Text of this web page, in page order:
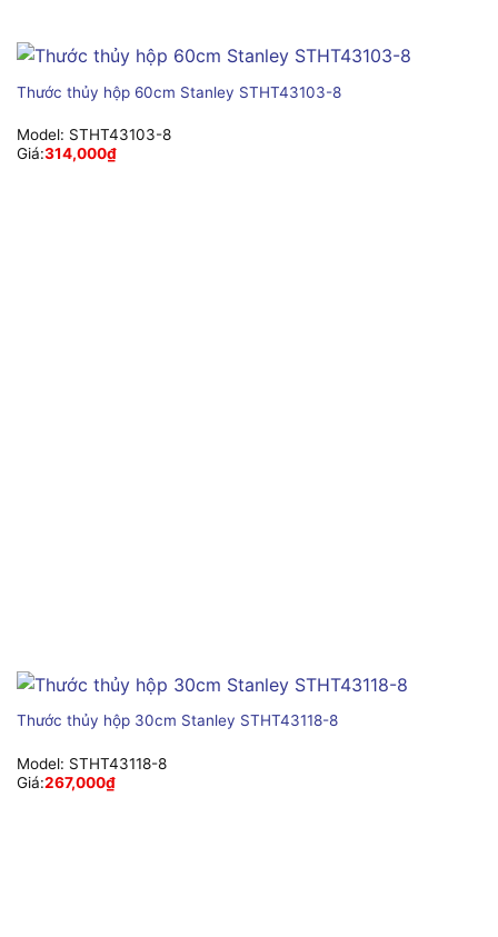
Thước thủy hộp 60cm Stanley STHT43103-8
Model: STHT43103-8
Giá:314,000₫
Thước thủy hộp 30cm Stanley STHT43118-8
Model: STHT43118-8
Giá:267,000₫